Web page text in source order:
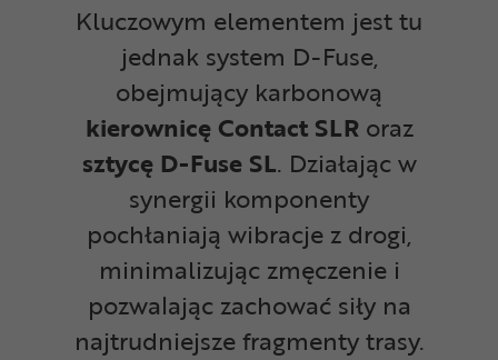
Kluczowym elementem jest tu
jednak system D-Fuse,
obejmujący karbonową
kierownicę Contact SLR oraz
sztycę D-Fuse SL. Działając w
synergii komponenty
pochłaniają wibracje z drogi,
minimalizując zmęczenie i
pozwalając zachować siły na
najtrudniejsze fragmenty trasy.